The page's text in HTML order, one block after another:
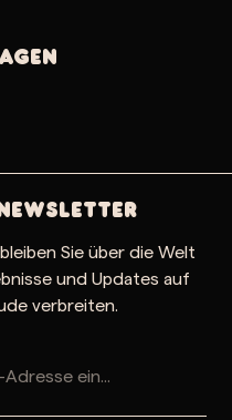
Newsletter
Sie über die Welt
und Updates auf
verbreiten.